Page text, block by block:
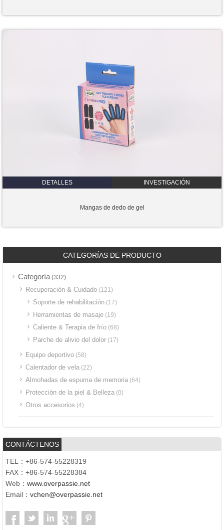
DETALLES INVESTIGACIÓN
Mangas de dedo de gel
CATEGORÍAS DE PRODUCTO
Categoría(332)
Recuperación & Cuidado (121)
Soporte de rehabilitación (17)
Herramientas de masaje (19)
Caliente & Terapia de frío (68)
Parche de alivio del dolor (17)
Equipo deportivo (58)
Calentador de vela (22)
Almohadas de espuma de memoria (64)
Protección de la piel & Belleza (0)
Otros accesorios (4)
CONTÁCTENOS
TEL：+86-574-55228319
FAX：+86-574-55228384
Web： www.overpassie.net
Email： vchen@overpassie.net